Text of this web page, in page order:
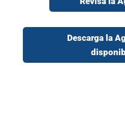
Descarga la